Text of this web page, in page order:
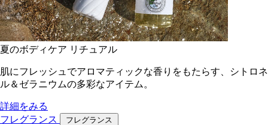
夏のボディケア リチュアル
肌にフレッシュでアロマティックな香りをもたらす、シトロネ
ル＆ゼラニウムの多彩なアイテム。
詳細をみる
フレグランス
フレグランス